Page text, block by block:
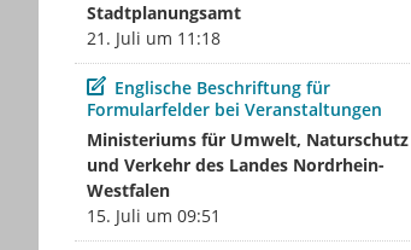
Stadtplanungsamt
21. Juli um 11:18
Beitrag
Englische Beschriftung für
Formularfelder bei Veranstaltungen
Ministeriums für Umwelt, Naturschutz
und Verkehr des Landes Nordrhein-
Westfalen
15. Juli um 09:51